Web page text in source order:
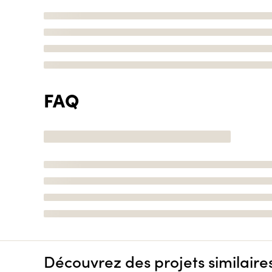
FAQ
Découvrez des projets